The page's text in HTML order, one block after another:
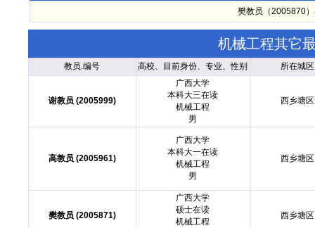
樊教员（2005870
机械工程其它
教员.编号 高校、目前身份、专业、性别 所在城区
谢教员 (2005999)
广西大学
本科大三在读
机械工程
男
西乡塘区
高教员 (2005961)
广西大学
本科大一在读
机械工程
男
西乡塘区
樊教员 (2005871)
广西大学
硕士在读
机械工程
西乡塘区